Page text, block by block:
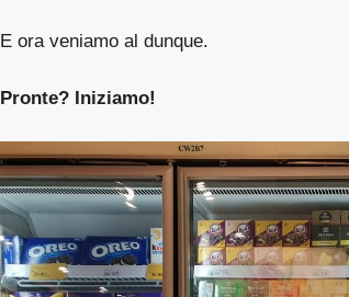
E ora veniamo al dunque.
Pronte? Iniziamo!